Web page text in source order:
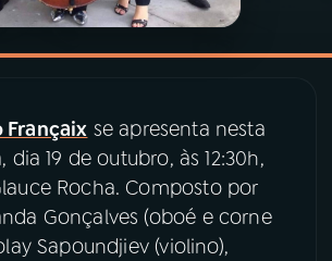
MEC
MEC
Facebook
se apresenta nesta
19 de outubro, às 12:30h,
Rocha. Composto por
Gonçalves (oboé e corne
Sapoundjiev (violino),